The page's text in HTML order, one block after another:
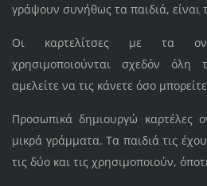
γράψουν συνήθως τα παιδιά, είναι
Οι καρτελίτσες με τα
χρησιμοποιούνται σχεδόν όλη
αμελείτε να τις κάνετε όσο
Προσωπικά δημιουργώ καρτέλες
μικρά γράμματα. Τα παιδιά τις
τις δύο και τις χρησιμοποιούν,